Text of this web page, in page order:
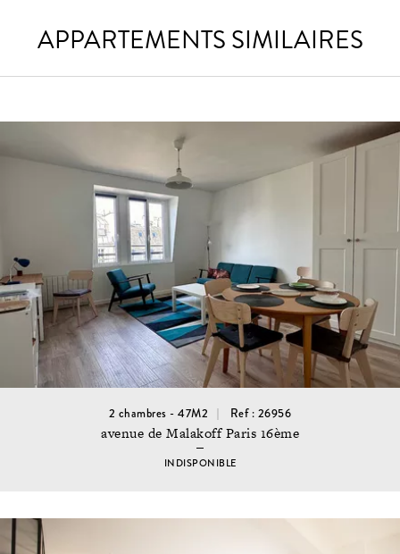
APPARTEMENTS SIMILAIRES
2 chambres - 47M2 Ref : 26956
avenue de Malakoff Paris 16ème
INDISPONIBLE